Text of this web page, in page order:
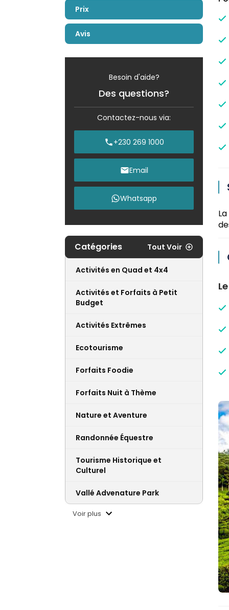
Prix
Avis
Besoin d'aide?
Des questions?
Contactez-nous via:
+230 269 1000
Email
Whatsapp
Catégories Tout Voir
Activités en Quad et 4x4
Activités et Forfaits à Petit
Budget
Activités Extrêmes
Ecotourisme
Forfaits Foodie
Forfaits Nuit à Thème
Nature et Aventure
Randonnée Équestre
Tourisme Historique et
Culturel
Vallé Advenature Park
Voir plus